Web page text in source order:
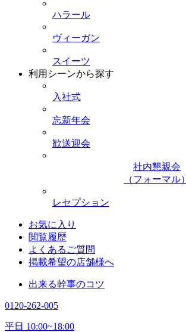
ハラール
ヴィーガン
スイーツ
利用シーンから探す
入社式
忘新年会
歓送迎会
社内懇親会
（フォーマル）
レセプション
お気に入り
閲覧履歴
よくあるご質問
掲載希望の店舗様へ
出来る幹事のコツ
0120-262-005
平日 10:00~18:00